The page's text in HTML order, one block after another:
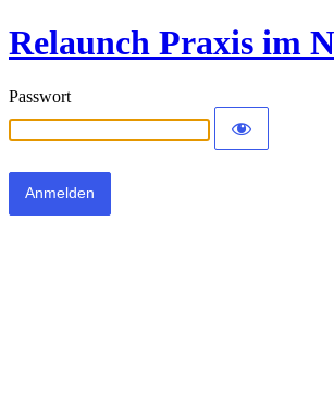
Relaunch Praxis im
Passwort